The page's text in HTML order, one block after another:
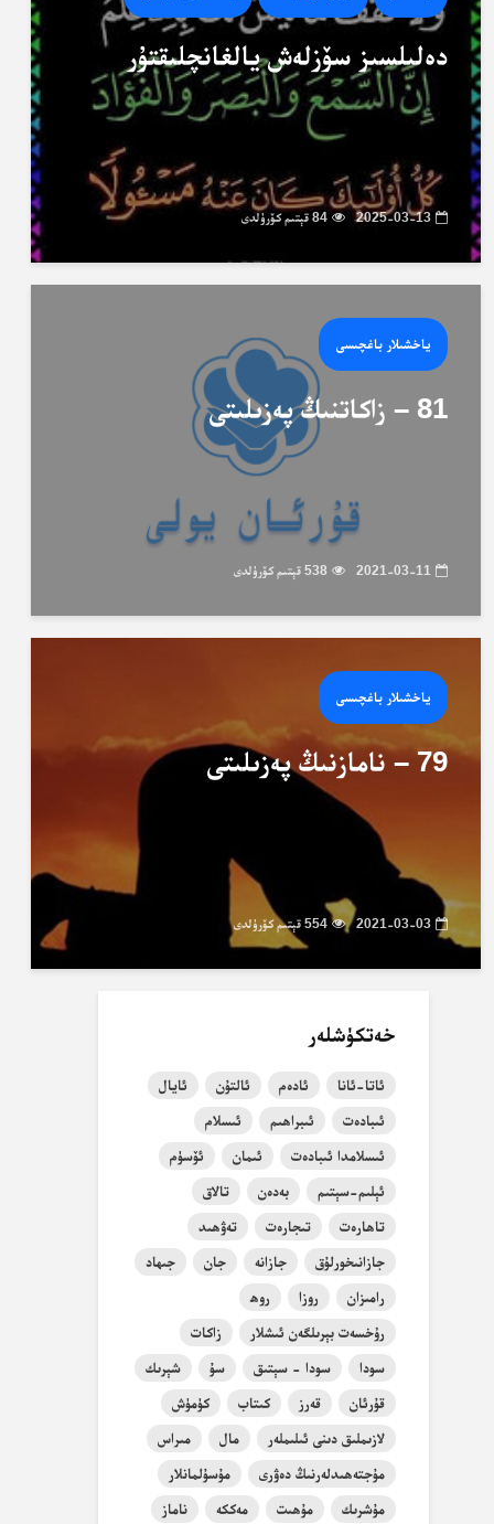
دەلىلسىز سۆزلەش يالغانچلىقتۇر
2025-03-13 84 قېتىم كۆرۈلدى
ياخشىلار باغچىسى
81 – زاكاتنىڭ پەزىلىتى
2021-03-11 538 قېتىم كۆرۈلدى
ياخشىلار باغچىسى
79 – نامازنىڭ پەزىلىتى
2021-03-03 554 قېتىم كۆرۈلدى
خەتكۈشلەر
ئاتا-ئانا ئادەم ئالتۇن
ئايال
ئىبادەت
ئىبراھىم
ئىسلام
ئىسلامدا ئىبادەت
ئىمان
ئۆسۈم
ئېلىم-سېتىم
بەدەن
تالاق
تاھارەت
تىجارەت
تەۋھىد
جازانىخورلۇق
جازانە جان
جىھاد
رامىزان
روزا
روھ
رۇخسەت بېرىلگەن ئىشلار
زاكات
سودا
سودا - سېتىق سۇ
شېرىك
قۇرئان
قەرز كىتاب
كۈمۈش
لازىملىق دىنى ئىلىملەر
مال
مىراس
مۇجتەھىدلەرنىڭ دەۋرى
مۇسۇلمانلار
مۇشرىك
مۇھىت مەككە ناماز